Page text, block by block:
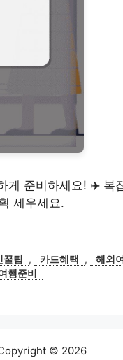
게 준비하세요! ✈️ 복
세우세요.
꿀팁 , 카드혜택 ,
해외
행준비
© 2026